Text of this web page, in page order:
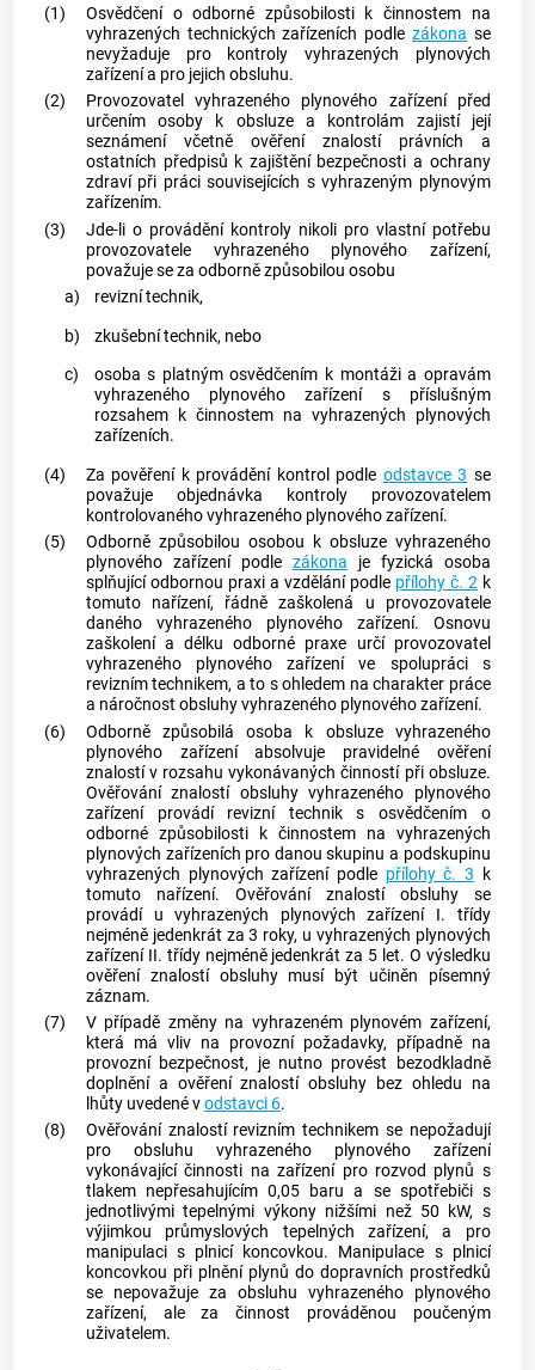
(1)
Osvědčení o odborné způsobilosti k činnostem na
vyhrazených technických zařízeních podlezákona se
nevyžaduje pro kontroly vyhrazených plynových
zařízení a pro jejich obsluhu.
(2)
Provozovatel vyhrazeného plynového zařízení před
určením osoby k obsluze a kontrolám zajistí její
seznámení včetně ověření znalostí právních a
ostatních předpisů k zajištění bezpečnosti a ochrany
zdraví při práci souvisejících s vyhrazeným plynovým
zařízením.
(3)
Jde-li o provádění kontroly nikoli pro vlastní potřebu
provozovatele vyhrazeného plynového zařízení,
považuje se za odborně způsobilou osobu
a)
revizní technik,
b)
zkušební technik, nebo
c)
osoba s platným osvědčením k montážia opravám
vyhrazeného plynového zařízení s příslušným
rozsahem k činnostem na vyhrazených plynových
zařízeních.
(4)
Za pověření k provádění kontrol podle odstavce 3 se
považuje objednávka kontroly provozovatelem
kontrolovaného vyhrazeného plynového zařízení.
(5)
Odborně způsobilou osobou k obsluze vyhrazeného
plynového zařízení podle zákona je fyzická osoba
splňující odbornou praxi a vzdělání podle přílohy č. 2k
tomuto nařízení, řádně zaškolená u provozovatele
daného vyhrazeného plynového zařízení. Osnovu
zaškolení a délku odborné praxe určí provozovatel
vyhrazeného plynového zařízení ve spolupráci s
revizním technikem, a to s ohledem na charakter práce
a náročnost obsluhy vyhrazeného plynového zařízení.
(6)
Odborně způsobilá osoba k obsluze vyhrazeného
plynového zařízení absolvuje pravidelné ověření
znalostí v rozsahu vykonávaných činností při obsluze.
Ověřování znalostí obsluhy vyhrazeného plynového
zařízení provádí revizní techniks osvědčením o
odborné způsobilosti k činnostem na vyhrazených
plynových zařízeních pro danou skupinu a podskupinu
vyhrazených plynových zařízení podle přílohy č. 3 k
tomuto nařízení. Ověřování znalostí obsluhy se
provádí u vyhrazených plynových zařízení I. třídy
nejméně jedenkrát za 3 roky, u vyhrazených plynových
zařízení II. třídy nejméně jedenkrát za 5 let. O výsledku
ověření znalostí obsluhy musí být učiněn písemný
záznam.
(7)
V případě změny na vyhrazeném plynovém zařízení,
která má vliv na provozní požadavky, případně na
provozní bezpečnost, je nutno provést bezodkladně
doplnění a ověření znalostí obsluhy bez ohledu na
lhůty uvedené vodstavci 6.
(8)
Ověřování znalostí revizním technikem se nepožadují
pro obsluhu vyhrazeného plynového zařízení
vykonávající činnosti na zařízení pro rozvod plynů s
tlakem nepřesahujícím 0,05 baru a se spotřebiči s
jednotlivými tepelnými výkony nižšími než 50 kW, s
výjimkou průmyslových tepelných zařízení, a pro
manipulaci s plnicí koncovkou. Manipulace s plnicí
koncovkou při plnění plynů do dopravních prostředků
se nepovažuje za obsluhu vyhrazeného plynového
zařízení, ale za činnost prováděnou poučeným
uživatelem.